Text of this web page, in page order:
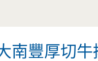
南豐厚切